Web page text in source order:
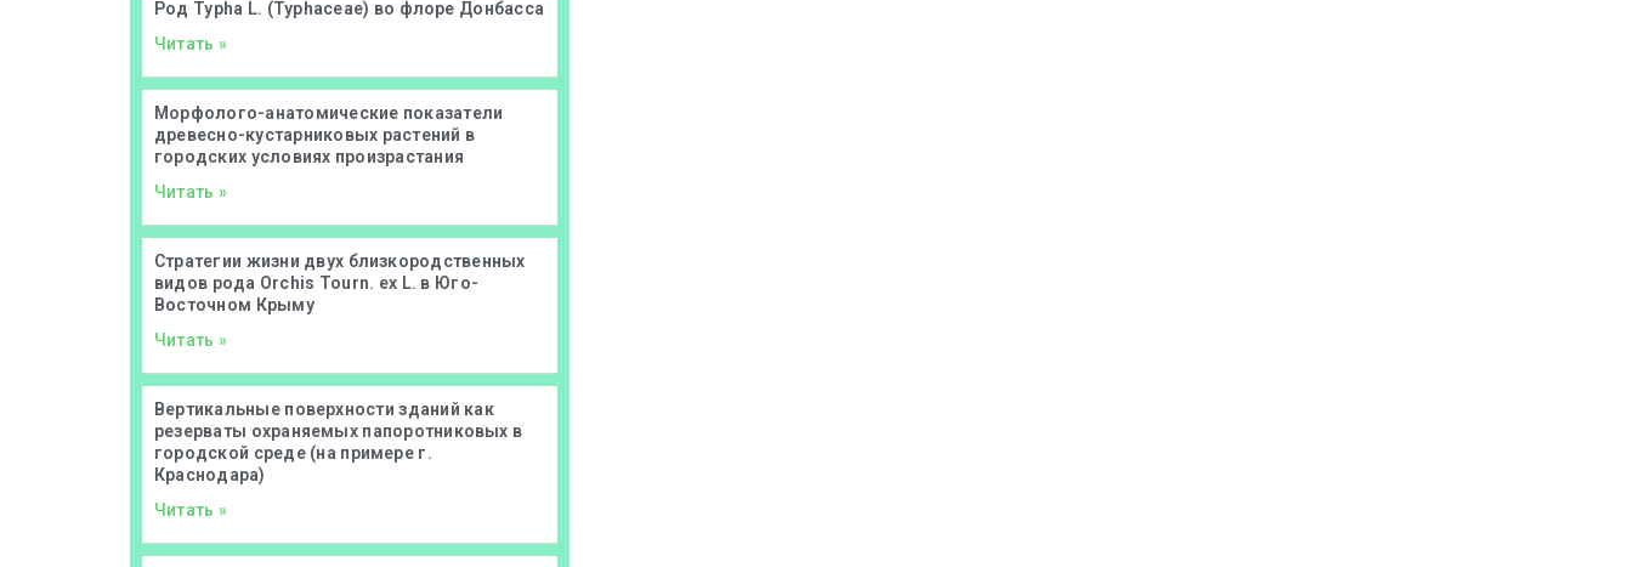
Род Typha L. (Typhaceae) во флоре Донбасса
Читать »
Морфолого-анатомические показатели
древесно-кустарниковых растений в
городских условиях произрастания
Читать »
Стратегии жизни двух близкородственных
видов рода Orchis Tourn. ex L. в Юго-
Восточном Крыму
Читать »
Вертикальные поверхности зданий как
резерваты охраняемых папоротниковых в
городской среде (на примере г.
Краснодара)
Читать »